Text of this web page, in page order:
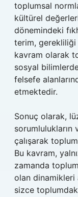
toplumsal
kültürel
dönemindeki
terim,
kavram olarak
sosyal
felsefe
etmektedir.
Sonuç olarak,
çalışarak
Bu kavram,
zamanda
olan dinamikleri
sizce